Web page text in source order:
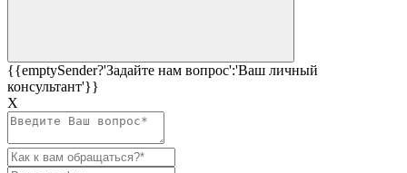
{{emptySender?'Задайте нам вопрос':'Ваш личный
консультант'}}
Х